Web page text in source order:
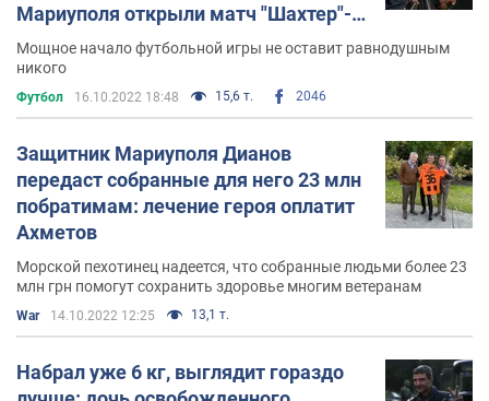
Мариуполя открыли матч "Шахтер"-
"Динамо". Видео
Мощное начало футбольной игры не оставит равнодушным
никого
Футбол 16.10.2022 18:48 15,6 т. 2046
Защитник Мариуполя Дианов
передаст собранные для него 23 млн
побратимам: лечение героя оплатит
Ахметов
Морской пехотинец надеется, что собранные людьми более 23
млн грн помогут сохранить здоровье многим ветеранам
War 14.10.2022 12:25 13,1 т.
Набрал уже 6 кг, выглядит гораздо